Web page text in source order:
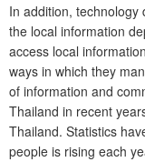
In addition,
the local information
access local
ways in which they
of information and
Thailand in recent
Thailand. Statistics
people is rising each